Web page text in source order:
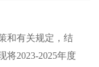
有关规定，结
将2023-2025年度